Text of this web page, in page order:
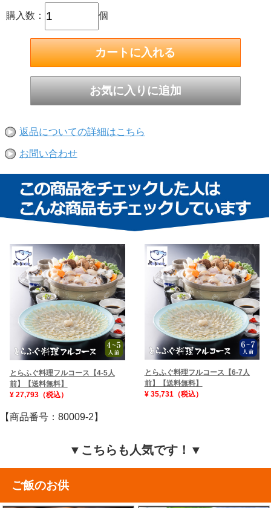
購入数： 個
返品についての詳細はこちら
お問い合わせ
とらふぐ料理フルコース【4-5人
前】【送料無料】
¥ 27,793（税込）
とらふぐ料理フルコース【6-7人
前】【送料無料】
¥ 35,731（税込）
【商品番号：80009-2】
▼こちらも人気です！▼
ご飯のお供